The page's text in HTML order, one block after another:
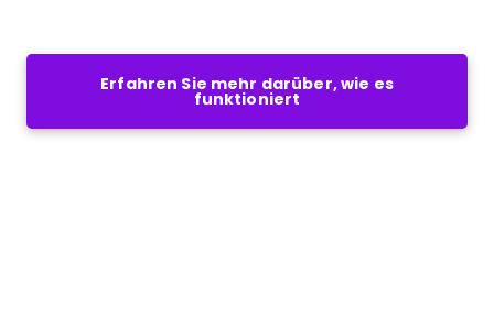
Erfahren Sie mehr darüber, wie es
funktioniert